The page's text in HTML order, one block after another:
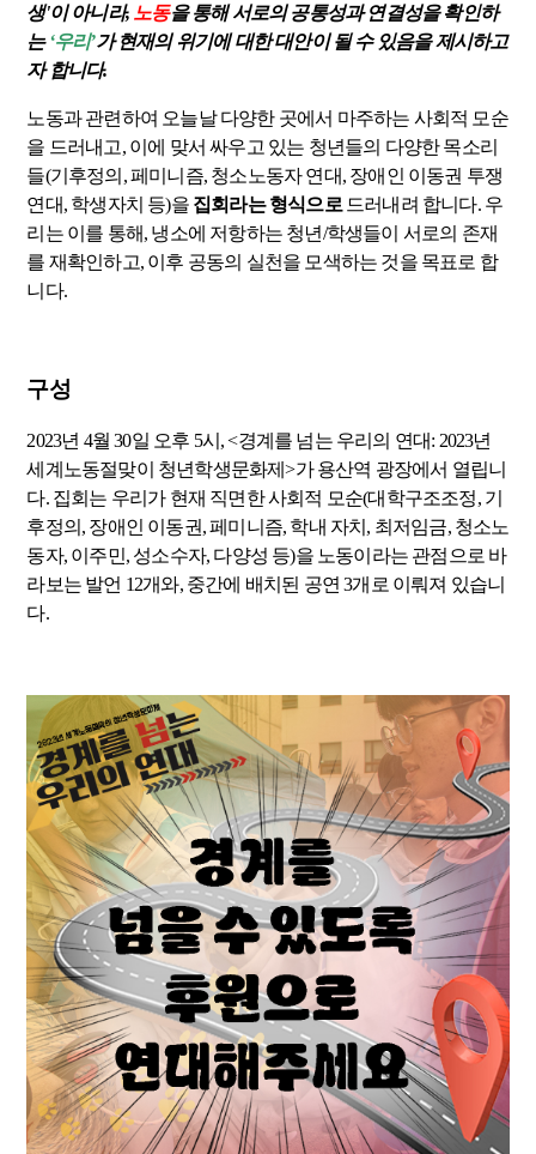
생'이 아니라, 노동을 통해 서로의 공통성과 연결성을 확인하
는‘우리’가 현재의 위기에 대한 대안이 될 수 있음을 제시하고
자 합니다.
노동과 관련하여 오늘날 다양한 곳에서 마주하는 사회적 모순
을 드러내고, 이에 맞서 싸우고 있는 청년들의 다양한 목소리
들(기후정의, 페미니즘, 청소노동자 연대, 장애인 이동권 투쟁
연대, 학생자치 등)을 집회라는 형식으로드러내려 합니다. 우
리는 이를 통해, 냉소에 저항하는 청년/학생들이 서로의 존재
를 재확인하고, 이후 공동의 실천을 모색하는 것을 목표로 합
니다.
구성
2023년 4월 30일 오후 5시, <경계를 넘는 우리의 연대: 2023년
세계노동절맞이 청년학생문화제>가 용산역 광장에서 열립니
다. 집회는 우리가 현재 직면한 사회적 모순(대학구조조정, 기
후정의, 장애인 이동권, 페미니즘, 학내 자치, 최저임금, 청소노
동자, 이주민, 성소수자, 다양성 등)을 노동이라는 관점으로 바
라보는 발언 12개와, 중간에 배치된 공연 3개로 이뤄져 있습니
다.